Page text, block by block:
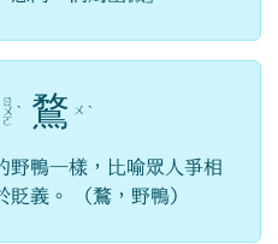
ㄖ
ㄨ
ㄛ
ˋ 鶩 ㄨ ˋ
野鴨一樣，比喻眾人爭相
義。 （鶩，野鴨）